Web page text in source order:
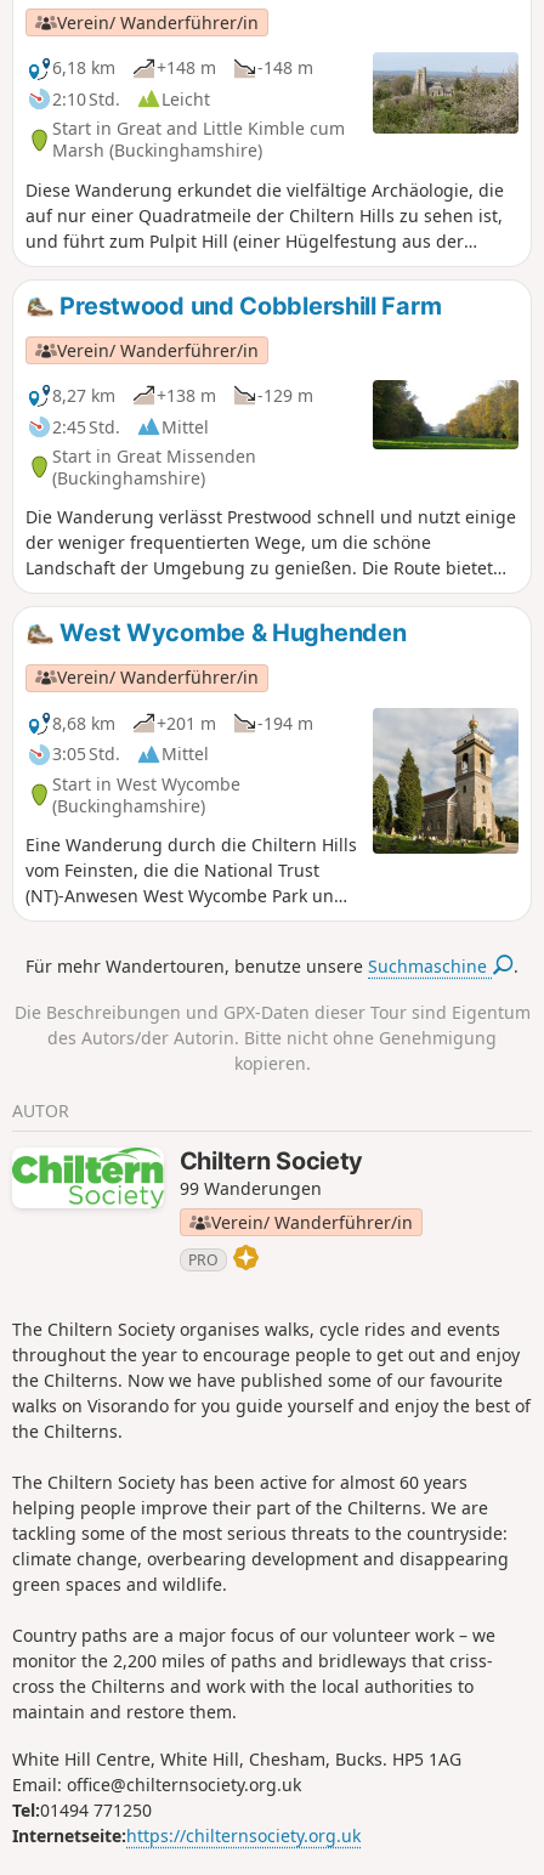
Verein/ Wanderführer/in
6,18 km
+148 m
-148 m
2:10 Std.
Leicht
Start in Great and Little Kimble cum
Marsh (Buckinghamshire)
Diese Wanderung erkundet die vielfältige Archäologie, die
auf nur einer Quadratmeile der Chiltern Hills zu sehen ist,
und führt zum Pulpit Hill (einer Hügelfestung aus der
Eisenzeit), zu den Dörfern Ellesborough, Great Kimble und
Little Kimble, die alle interessante Kirchen und ein
verlassenes mittelalterliches Dorf aufweisen.
Prestwood und Cobblershill Farm
Verein/ Wanderführer/in
8,27 km
+138 m
-129 m
2:45 Std.
Mittel
Start in Great Missenden
(Buckinghamshire)
Die Wanderung verlässt Prestwood schnell und nutzt einige
der weniger frequentierten Wege, um die schöne
Landschaft der Umgebung zu genießen. Die Route bietet
schöne Ausblicke auf Wiesen, Waldspaziergänge und führt
über die atemberaubende Lichtung zum Hampden House.
West Wycombe & Hughenden
Verein/ Wanderführer/in
8,68 km
+201 m
-194 m
3:05 Std.
Mittel
Start in West Wycombe
(Buckinghamshire)
Eine Wanderung durch die Chiltern Hills
vom Feinsten, die die National Trust
(NT)-Anwesen West Wycombe Park und
Hughenden verbindet und einen
bietet. Lassen Sie sich nicht von den
Wanderung ist die Mühe wert.
Für mehr Wandertouren, benutze unsereSuchmaschine .
Die Beschreibungen und GPX-Daten dieser Tour sind Eigentum
des Autors/der Autorin. Bitte nicht ohne Genehmigung
kopieren.
AUTOR
Chiltern Society
99 Wanderungen
Verein/ Wanderführer/in
PRO
The Chiltern Society organises walks, cycle rides and events
throughout the year to encourage people to get out and enjoy
the Chilterns. Now we have published some of our favourite
walks on Visorando for you guide yourself and enjoy the best of
the Chilterns.
The Chiltern Society has been active for almost 60 years
helping people improve their part of the Chilterns. We are
tackling some of the most serious threats to the countryside:
climate change, overbearing development and disappearing
green spaces and wildlife.
Country paths are a major focus of our volunteer work – we
monitor the 2,200 miles of paths and bridleways that criss-
cross the Chilterns and work with the local authorities to
maintain and restore them.
White Hill Centre, White Hill, Chesham, Bucks. HP5 1AG
Email: office@chilternsociety.org.uk
Tel:01494 771250
Internetseite:https://chilternsociety.org.uk